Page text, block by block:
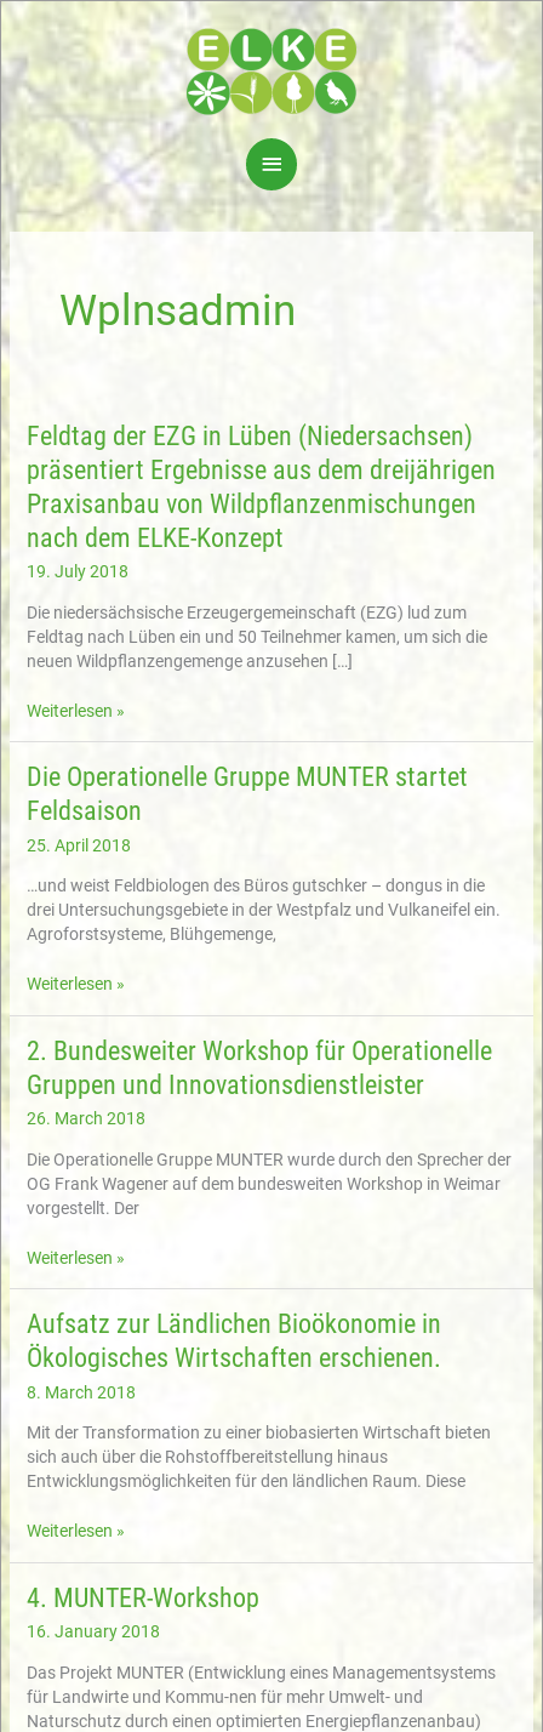
content
Main
Menu
Wplnsadmin
Feldtag der EZG in Lüben (Niedersachsen)
präsentiert Ergebnisse aus dem dreijährigen
Praxisanbau von Wildpflanzenmischungen
nach dem ELKE-Konzept
19. July 2018
Die niedersächsische Erzeugergemeinschaft (EZG) lud zum
Feldtag nach Lüben ein und 50 Teilnehmer kamen, um sich die
neuen Wildpflanzengemenge anzusehen […]
Feldtag
in
Lüben
präsentiert
Ergebnisse
aus
dem
Praxisanbau
nach
dem
ELKE-
Konzept
Weiterlesen »
Die Operationelle Gruppe MUNTER startet
Feldsaison
25. April 2018
…und weist Feldbiologen des Büros gutschker – dongus in die
drei Untersuchungsgebiete in der Westpfalz und Vulkaneifel ein.
Agroforstsysteme, Blühgemenge,
Die
MUNTER
startet
Feldsaison
Weiterlesen »
2. Bundesweiter Workshop für Operationelle
Gruppen und Innovationsdienstleister
26. March 2018
Die Operationelle Gruppe MUNTER wurde durch den Sprecher der
OG Frank Wagener auf dem bundesweiten Workshop in Weimar
vorgestellt. Der
2.
für
Operationelle
Gruppen
und
Innovationsdienstleister
Weiterlesen »
Aufsatz zur Ländlichen Bioökonomie in
Ökologisches Wirtschaften erschienen.
8. March 2018
Mit der Transformation zu einer biobasierten Wirtschaft bieten
sich auch über die Rohstoffbereitstellung hinaus
Entwicklungsmöglichkeiten für den ländlichen Raum. Diese
Aufsatz
Bioökonomie
in
Wirtschaften
erschienen.
Weiterlesen »
4. MUNTER-Workshop
16. January 2018
Das Projekt MUNTER (Entwicklung eines Managementsystems
für Landwirte und Kommu-nen für mehr Umwelt- und
Naturschutz durch einen optimierten Energiepflanzenanbau)